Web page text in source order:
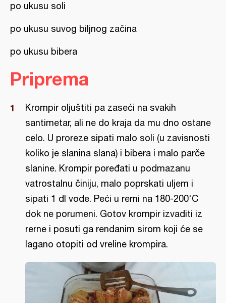
po ukusu soli
po ukusu suvog biljnog začina
po ukusu bibera
Priprema
Krompir oljuštiti pa zaseći na svakih
santimetar, ali ne do kraja da mu dno ostane
celo. U proreze sipati malo soli (u zavisnosti
koliko je slanina slana) i bibera i malo parče
slanine. Krompir poređati u podmazanu
vatrostalnu činiju, malo poprskati uljem i
sipati 1 dl vode. Peći u rerni na 180-200'C
dok ne porumeni. Gotov krompir izvaditi iz
rerne i posuti ga rendanim sirom koji će se
lagano otopiti od vreline krompira.